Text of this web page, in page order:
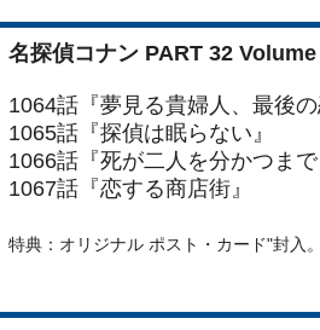
名探偵コナン PART 32 Volume
1064話『夢見る貴婦人、最後
1065話『探偵は眠らない』
1066話『死が二人を分かつま
1067話『恋する商店街』
特典：オリジナル ポスト・カード"封入